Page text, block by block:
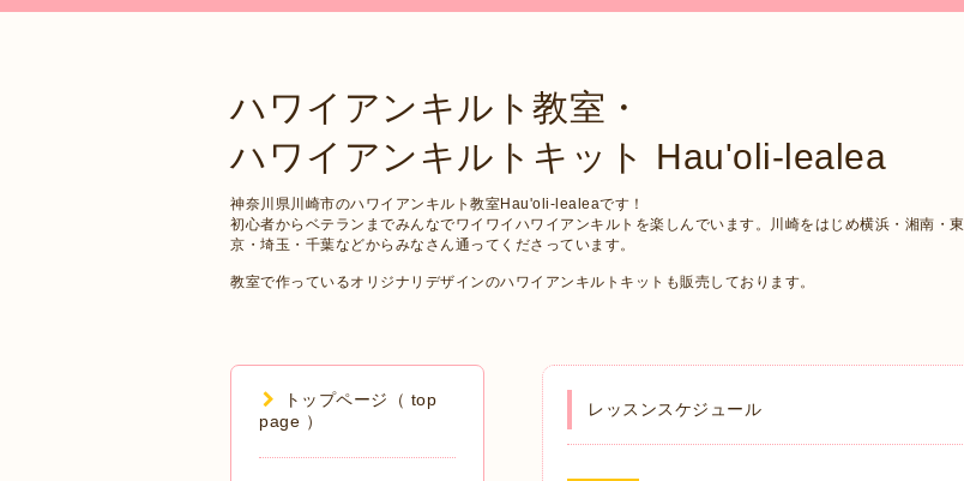
ハワイアンキルト教室・
ハワイアンキルトキット Hau'oli-lealea
神奈川県川崎市のハワイアンキルト教室Hau'oli-lealeaです！
初心者からベテランまでみんなでワイワイハワイアンキルトを楽しんでいます。川崎をはじめ横浜・湘南・東
京・埼玉・千葉などからみなさん通ってくださっています。
教室で作っているオリジナリデザインのハワイアンキルトキットも販売しております。
レッスンスケジュール
トップページ（ top
page ）